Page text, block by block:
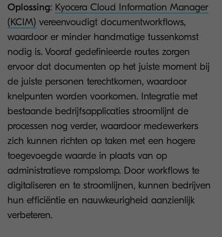
Oplossing: Kyocera Cloud Information Manager
(KCIM) vereenvoudigt documentworkflows,
waardoor er minder handmatige tussenkomst
nodig is. Vooraf gedefinieerde routes zorgen
ervoor dat documenten op het juiste moment bij
de juiste personen terechtkomen, waardoor
knelpunten worden voorkomen. Integratie met
bestaande bedrijfsapplicaties stroomlijnt de
processen nog verder, waardoor medewerkers
zich kunnen richten op taken met een hogere
toegevoegde waarde in plaats van op
administratieve rompslomp. Door workflows te
digitaliseren en te stroomlijnen, kunnen bedrijven
hun efficiëntie en nauwkeurigheid aanzienlijk
verbeteren.